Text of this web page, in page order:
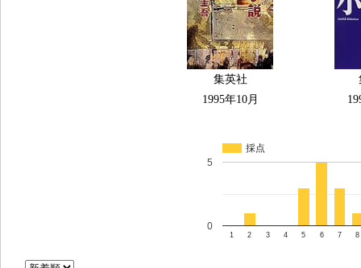
集英社
1995年10月
採点
1 2 3 4 5 6 7 8
0
5